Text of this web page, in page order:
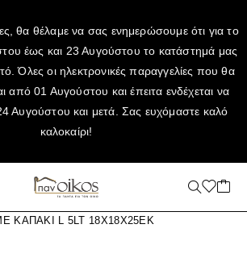
θα θέλαμε να σας ενημερώσουμε ότι για το
έως και 23 Αυγούστου το κατάστημά μας
Όλες οι ηλεκτρονικές παραγγελίες που θα
από 01 Αυγούστου και έπειτα ενδέχεται να
Αυγούστου και μετά. Σας ευχόμαστε καλό
καλοκαίρι!